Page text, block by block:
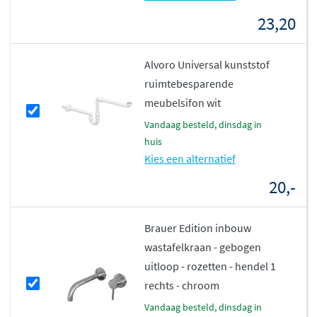
Past perfect in moderne en natuurlijke
Aandachtspunten
Basalt is een natuurlijk materiaal, dus kleur en
23,20
Alvoro Universal kunststof
ruimtebesparende
meubelsifon wit
vandaag besteld, dinsdag in
huis
Kies een alternatief
20,-
Brauer Edition inbouw
wastafelkraan - gebogen
uitloop - rozetten - hendel 1
rechts - chroom
vandaag besteld, dinsdag in